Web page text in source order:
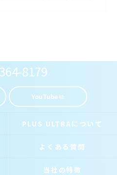
8179
YouTube
PLUS ULTRAについて
よくある質問
当社の特徴